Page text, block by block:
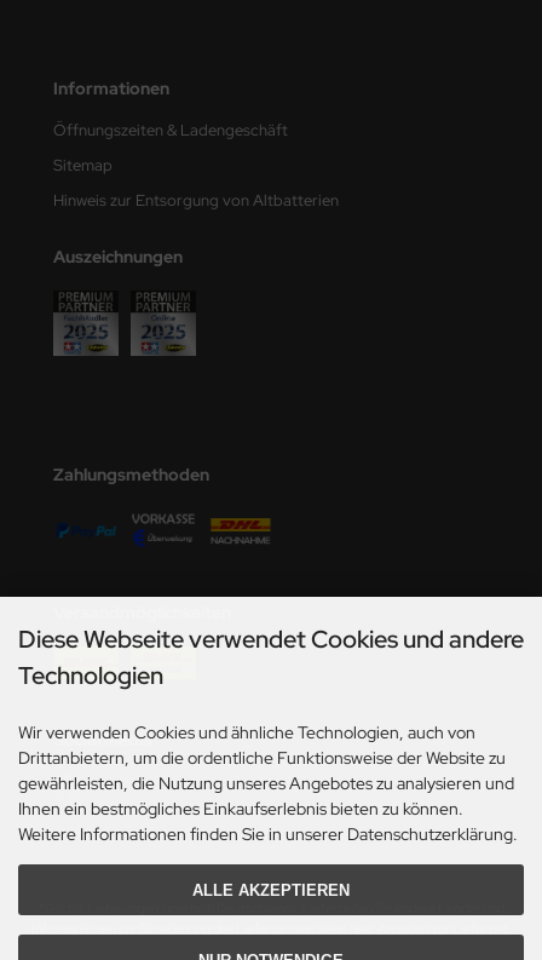
Informationen
Öffnungszeiten & Ladengeschäft
Sitemap
Hinweis zur Entsorgung von Altbatterien
Auszeichnungen
Zahlungsmethoden
Social Media
Diese Webseite verwendet Cookies und andere
Technologien
Wir verwenden Cookies und ähnliche Technologien, auch von
Drittanbietern, um die ordentliche Funktionsweise der Website zu
gewährleisten, die Nutzung unseres Angebotes zu analysieren und
Ihnen ein bestmögliches Einkaufserlebnis bieten zu können.
Weitere Informationen finden Sie in unserer Datenschutzerklärung.
ALLE AKZEPTIEREN
Hobby
Decals